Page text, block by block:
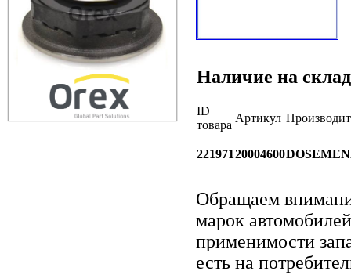
Наличие на
ID
товара
Артикул
22197120004600
Обращаем
марок
применимости
есть на